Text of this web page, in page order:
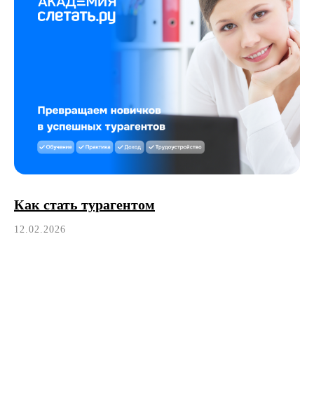
Как стать турагентом
12.02.2026